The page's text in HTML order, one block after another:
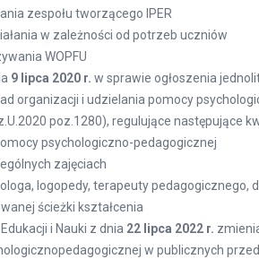
zespołu tworzącego IPER
w zależności od potrzeb uczniów
WOPFU
9 lipca 2020 r. w sprawie ogłoszenia
organizacji i udzielania pomocy
poz.1280), regulujące następujące
psychologiczno-pedagogicznej
zajęciach
logopedy, terapeuty pedagogicznego,
ścieżki kształcenia
i Nauki z dnia 22 lipca 2022 r.
w publicznych